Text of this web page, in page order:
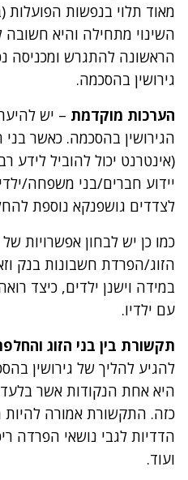
מאוד תלוי בנפשות הפועלות
השינוי מתחילה והיא
הראשונה להתגרש ומכניסה
גירושין בהסכמה.
הערכות מוקדמת – יש
הגירושין בהסכמה. כאשר
(אינטרנט יכול להוביל לידע
יידוע חברים/בני משפחה/
לצדדים גושפנקא נוספת
כמו כן יש לבחון אפשרויות
הזוג/הפרדת חשבונות בנק
במידה וישנן ילדים, כיצד
עם ילדיו.
תקשורת בין בני הזוג
להגיע להליך של גירושין
היא אחת הנקודות אשר
כזה. התקשורת אמורה
הדדיות לגבי נושאי הפרדה
ועוד.